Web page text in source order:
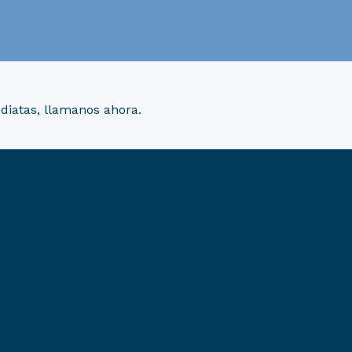
llamanos ahora.